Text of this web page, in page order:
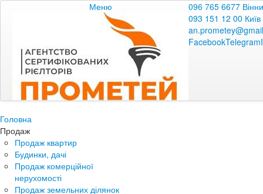
Меню
096 765 6677
093 151 12 00 Київ
FacebookTelegram
Головна
Продаж
Продаж квартир
Будинки, дачі
Продаж комерційної
нерухомості
Продаж земельних ділянок